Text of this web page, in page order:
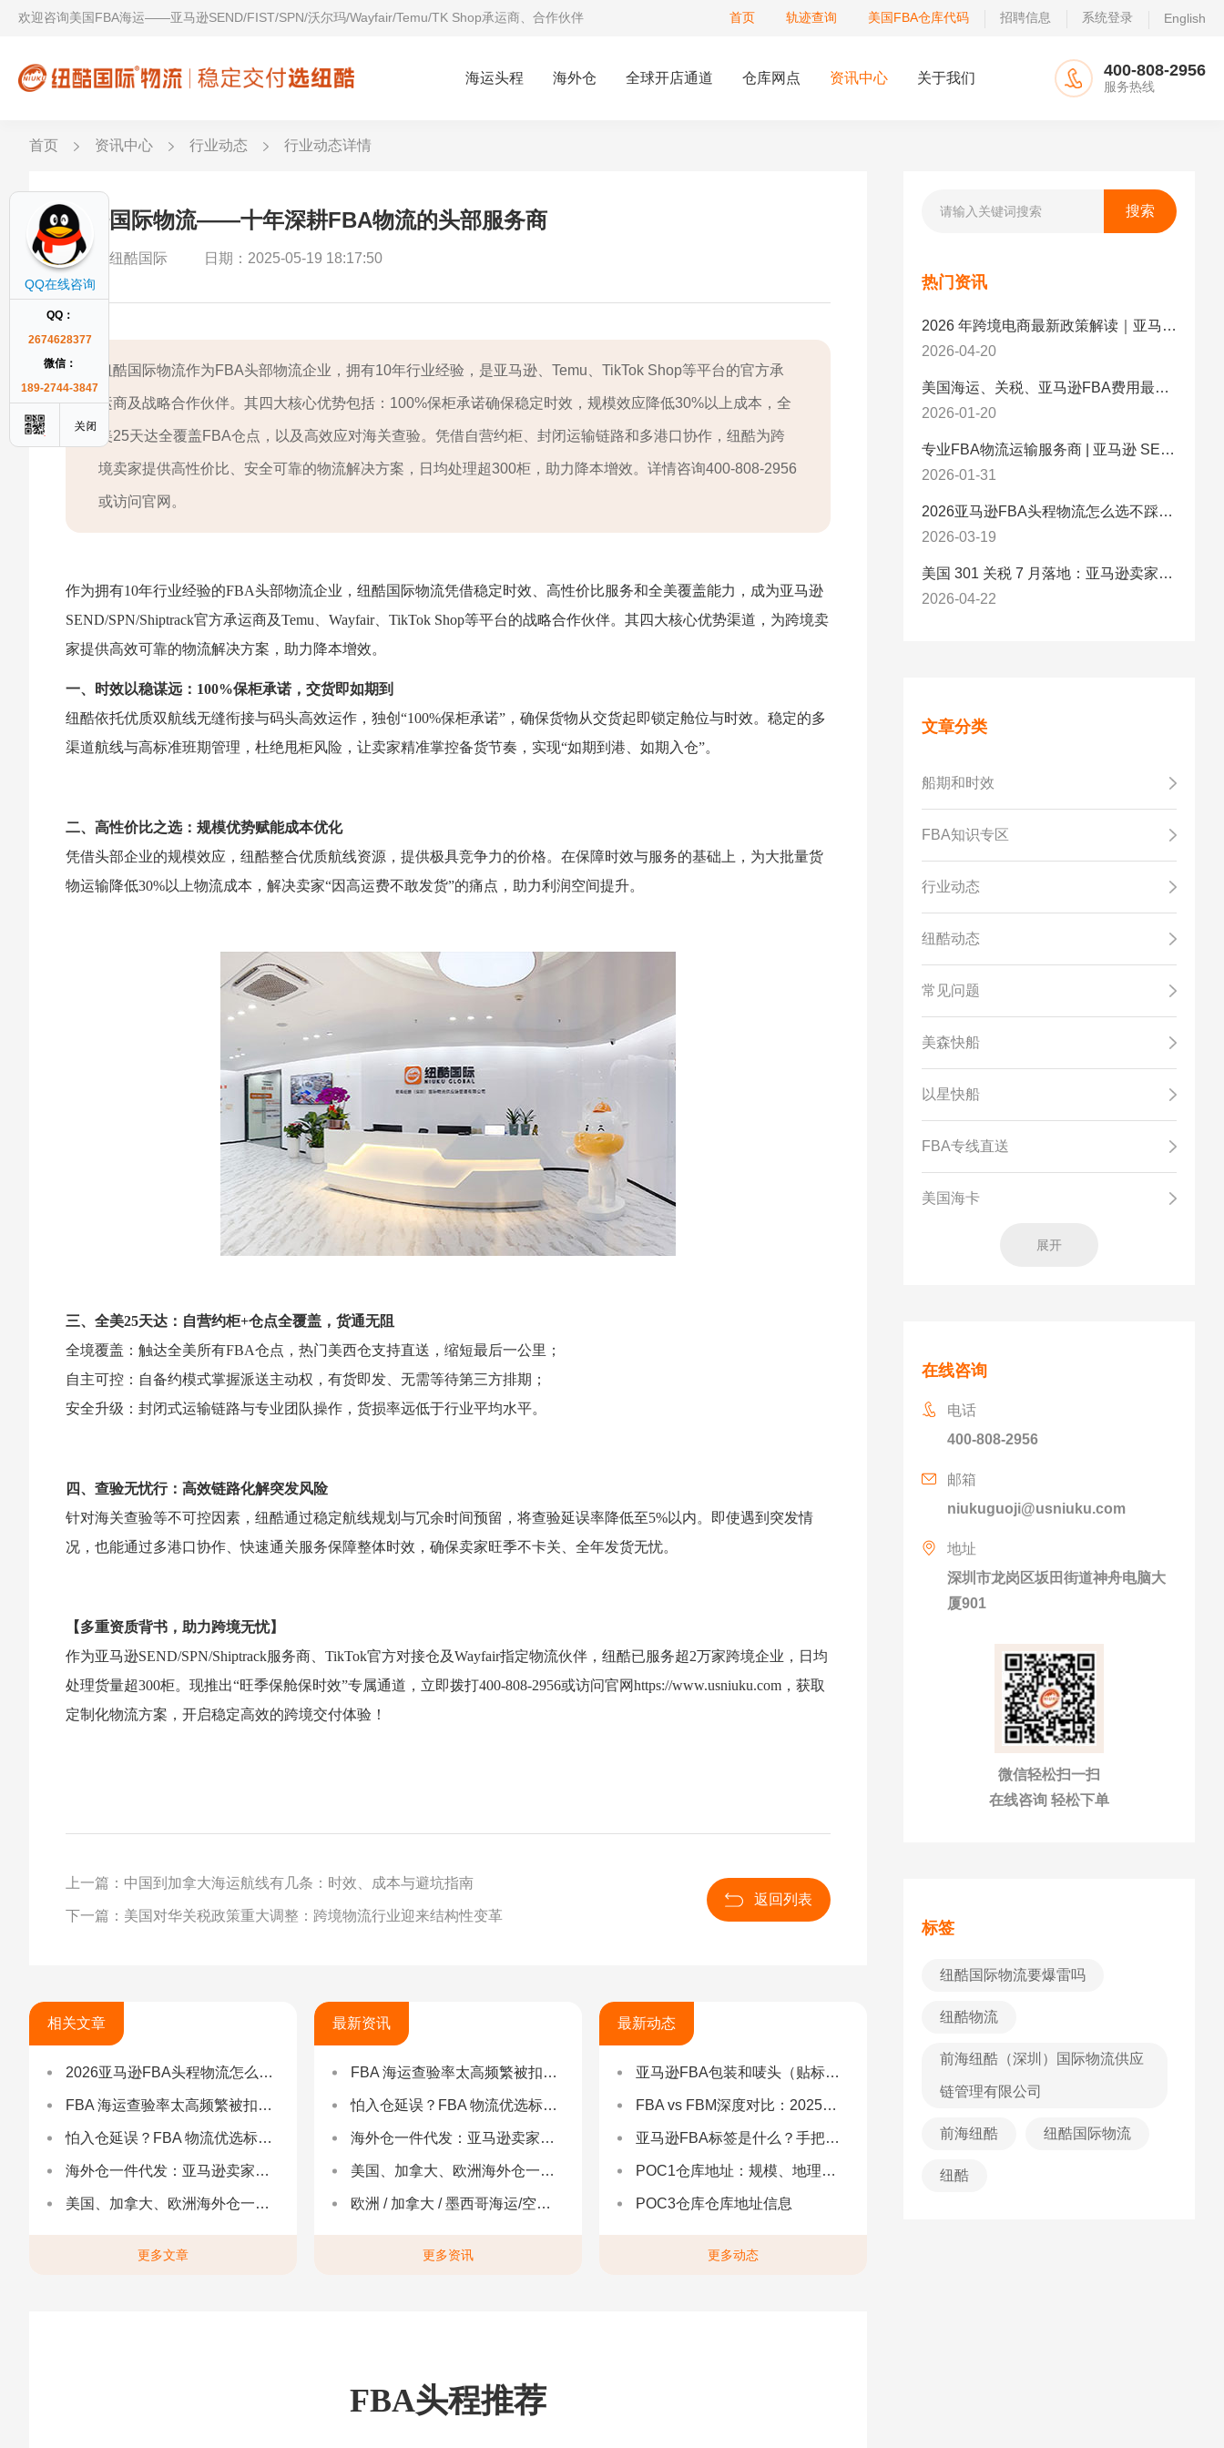
欢迎咨询美国FBA海运——亚马逊SEND/FIST/SPN/沃尔玛/Wayfair/Temu/TK Shop承运商、合作伙伴 首页 轨迹查询 美国FBA仓库代码 招聘信息 系统登录 English
海运头程 海外仓 全球开店通道 仓库网点 资讯中心 关于我们 400-808-2956
服务热线
首页 资讯中心 行业动态 行业动态详情
纽酷国际物流——十年深耕FBA物流的头部服务商
作者：纽酷国际 日期：2025-05-19 18:17:50
纽酷国际物流作为FBA头部物流企业，拥有10年行业经验，是亚马逊、Temu、TikTok Shop等平台的官方承
运商及战略合作伙伴。其四大核心优势包括：100%保柜承诺确保稳定时效，规模效应降低30%以上成本，全
美25天达全覆盖FBA仓点，以及高效应对海关查验。凭借自营约柜、封闭运输链路和多港口协作，纽酷为跨
境卖家提供高性价比、安全可靠的物流解决方案，日均处理超300柜，助力降本增效。详情咨询400-808-2956
或访问官网。
作为拥有10年行业经验的FBA头部物流企业，纽酷国际物流凭借稳定时效、高性价比服务和全美覆盖能力，成为亚马逊
SEND/SPN/Shiptrack官方承运商及Temu、Wayfair、TikTok Shop等平台的战略合作伙伴。其四大核心优势渠道，为跨境卖
家提供高效可靠的物流解决方案，助力降本增效。
一、时效以稳谋远：100%保柜承诺，交货即如期到
纽酷依托优质双航线无缝衔接与码头高效运作，独创“100%保柜承诺”，确保货物从交货起即锁定舱位与时效。稳定的多
渠道航线与高标准班期管理，杜绝甩柜风险，让卖家精准掌控备货节奏，实现“如期到港、如期入仓”。
二、高性价比之选：规模优势赋能成本优化
凭借头部企业的规模效应，纽酷整合优质航线资源，提供极具竞争力的价格。在保障时效与服务的基础上，为大批量货
物运输降低30%以上物流成本，解决卖家“因高运费不敢发货”的痛点，助力利润空间提升。
三、全美25天达：自营约柜+仓点全覆盖，货通无阻
全境覆盖：触达全美所有FBA仓点，热门美西仓支持直送，缩短最后一公里；
自主可控：自备约模式掌握派送主动权，有货即发、无需等待第三方排期；
安全升级：封闭式运输链路与专业团队操作，货损率远低于行业平均水平。
四、查验无忧行：高效链路化解突发风险
针对海关查验等不可控因素，纽酷通过稳定航线规划与冗余时间预留，将查验延误率降低至5%以内。即使遇到突发情
况，也能通过多港口协作、快速通关服务保障整体时效，确保卖家旺季不卡关、全年发货无忧。
【多重资质背书，助力跨境无忧】
作为亚马逊SEND/SPN/Shiptrack服务商、TikTok官方对接仓及Wayfair指定物流伙伴，纽酷已服务超2万家跨境企业，日均
处理货量超300柜。现推出“旺季保舱保时效”专属通道，立即拨打400-808-2956或访问官网https://www.usniuku.com，获取
定制化物流方案，开启稳定高效的跨境交付体验！
返回列表
上一篇：中国到加拿大海运航线有几条：时效、成本与避坑指南
下一篇：美国对华关税政策重大调整：跨境物流行业迎来结构性变革
相关文章
2026亚马逊FBA头程物流怎么选不踩坑？SEND/FIST/SPN官方认证物流商，只有这家敢承诺“准达率第一”
FBA 海运查验率太高频繁被扣货，如何选择低查验物流货代？
怕入仓延误？FBA 物流优选标准：自营仓 + 自有车队是核心硬指标
海外仓一件代发：亚马逊卖家合规履约与长效增长解决方案
美国、加拿大、欧洲海外仓一件代发
更多文章
最新资讯
FBA 海运查验率太高频繁被扣货，如何选择低查验物流货代？
怕入仓延误？FBA 物流优选标准：自营仓 + 自有车队是核心硬指标
海外仓一件代发：亚马逊卖家合规履约与长效增长解决方案
美国、加拿大、欧洲海外仓一件代发
欧洲 / 加拿大 / 墨西哥海运/空运 | 多国海运一站式解决方案
更多资讯
最新动态
亚马逊FBA包装和唛头（贴标签）要求（2025最新详解）
FBA vs FBM深度对比：2025年卖家该如何选择？（附决策流程图）
亚马逊FBA标签是什么？手把手教你设置与避坑（附超全指南）
POC1仓库地址：规模、地理与优势分析
POC3仓库仓库地址信息
更多动态
FBA头程推荐
热门资讯
2026 年跨境电商最新政策解读｜亚马逊卖家必看：合规、成本与物流新机遇
2026-04-20
美国海运、关税、亚马逊FBA费用最新政策解读与应对策略（2026版）
2026-01-20
专业FBA物流运输服务商 | 亚马逊 SEND 官方合作伙伴纽酷国际物流
2026-01-31
2026亚马逊FBA头程物流怎么选不踩坑？SEND/FIST/SPN官方认证物流商，只有这家敢承诺“准达率第一”
2026-03-19
美国 301 关税 7 月落地：亚马逊卖家必看的 5 项合规标准与稳交付方案
2026-04-22
文章分类
船期和时效
FBA知识专区
行业动态
纽酷动态
常见问题
美森快船
以星快船
FBA专线直送
美国海卡
展开
在线咨询
电话
400-808-2956
邮箱
niukuguoji@usniuku.com
地址
深圳市龙岗区坂田街道神舟电脑大
厦901
微信轻松扫一扫
在线咨询 轻松下单
标签
纽酷国际物流要爆雷吗
纽酷物流
前海纽酷（深圳）国际物流供应
链管理有限公司
前海纽酷 纽酷国际物流
纽酷
QQ在线咨询
QQ：
2674628377
微信：
189-2744-3847